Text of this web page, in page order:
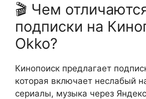
🎬 Чем
подписки на
Okko?
Кинопоиск предлагает
которая включает неслабый
сериалы, музыка через